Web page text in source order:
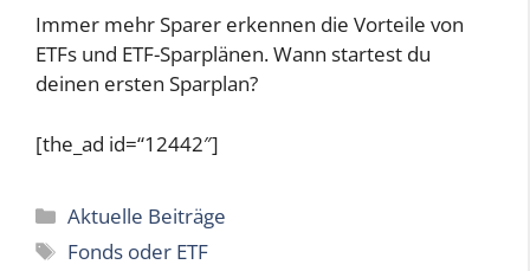
Immer mehr Sparer erkennen die Vorteile von
ETFs und ETF-Sparplänen. Wann startest du
deinen ersten Sparplan?
[the_ad id=“12442″]
Kategorien
Aktuelle Beiträge
Schlagwörter
Fonds oder ETF